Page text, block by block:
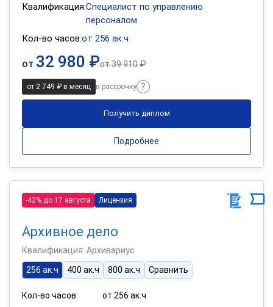
Квалификация:Специалист по управлению
персоналом
Кол-во часов:от 256 ак.ч
от 32 980 ₽от39 910 ₽
от 2 749 ₽ в месяц в рассрочку
Получить диплом
Подробнее
-42% до 17 августа Лицензия
Архивное дело
Квалификация: Архивариус
256 ак.ч
400 ак.ч 800 ак.ч Сравнить
Кол-во часов:
от 256 ак.ч